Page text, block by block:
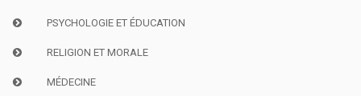
PSYCHOLOGIE ET ÉDUCATION
RELIGION ET MORALE
MÉDECINE